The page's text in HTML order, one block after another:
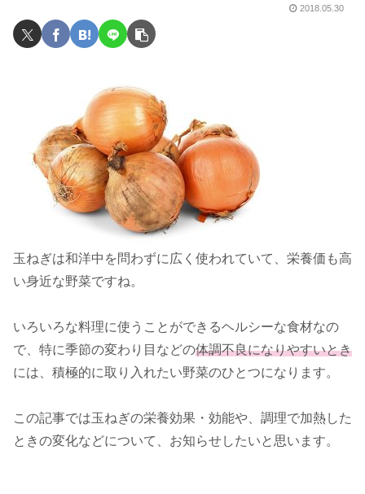
2018.05.30
玉ねぎは和洋中を問わずに広く使われていて、栄養価も高
い身近な野菜ですね。
いろいろな料理に使うことができるヘルシーな食材なの
で、特に季節の変わり目などの体調不良になりやすいとき
には、積極的に取り入れたい野菜のひとつになります。
この記事では玉ねぎの栄養効果・効能や、調理で加熱した
ときの変化などについて、お知らせしたいと思います。